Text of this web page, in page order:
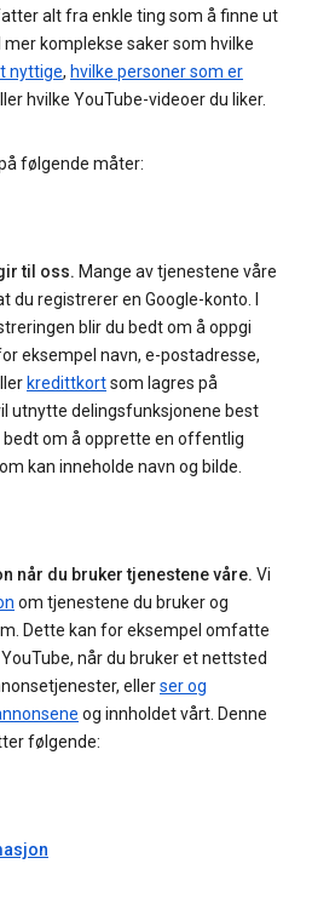
alt fra enkle ting som å finne ut
mer komplekse saker som hvilke
nyttige, hvilke personer som er
hvilke YouTube-videoer du liker.
følgende måter:
til oss. Mange av tjenestene våre
du registrerer en Google-konto. I
blir du bedt om å oppgi
eksempel navn, e-postadresse,
kredittkortsom lagres på
utnytte delingsfunksjonene best
bedt om å opprette en offentlig
kan inneholde navn og bilde.
når du bruker tjenestene våre. Vi
om tjenestene du bruker og
Dette kan for eksempel omfatte
når du bruker et nettsted
ellerser og
og innholdet vårt. Denne
følgende: